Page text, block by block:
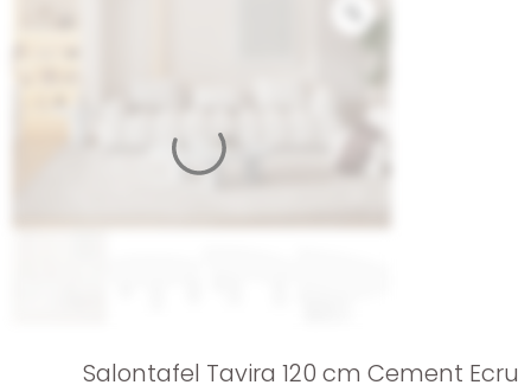
Salontafel Tavira 120 cm Cement Ecru